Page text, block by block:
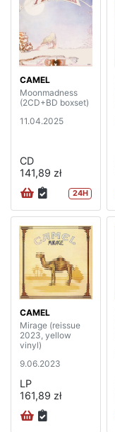
CAMEL
Moonmadness
(2CD+BD boxset)
11.04.2025
CD
141,89 zł
24H
CAMEL
Mirage (reissue
2023, yellow
vinyl)
9.06.2023
LP
161,89 zł